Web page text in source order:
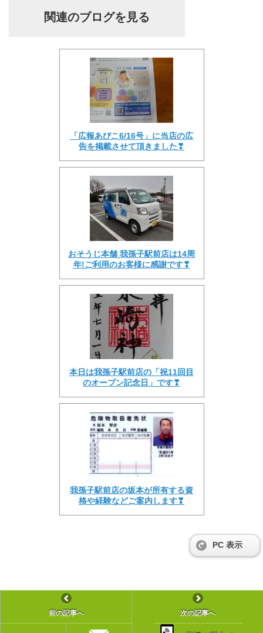
関連のブログを見る
「広報あびこ6/16号」に当店の広
告を掲載させて頂きました❣
おそうじ本舗 我孫子駅前店は14周
年!ご利用のお客様に感謝です❣
本日は我孫子駅前店の「祝11回目
のオープン記念日」です❣
我孫子駅前店の坂本が所有する資
格や経験などご案内します❣
PC 表示
前の記事へ 次の記事へ